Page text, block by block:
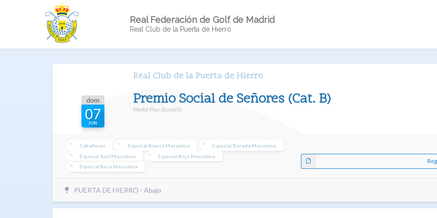
Real Federación de Golf de Madrid
Real Club de la Puerta de Hierro
Real Club de la Puerta de Hierro
dom
07
JUN
Premio Social de Señores (Cat. B)
Medal Play (Scratch)
Caballeros Especial Blanca Masculina
Especial Dorada Masculina
Especial Azul Masculina
Especial Roja Masculina
Especial Rosa Masculina
PUERTA DE HIERRO - Abajo